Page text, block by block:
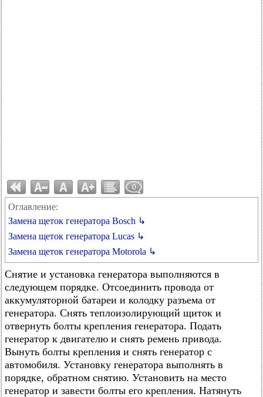
0
Оглавление:
Замена щеток генератора Bosch ↳
Замена щеток генератора Lucas ↳
Замена щеток генератора Motorola ↳
Снятие и установка генератора выполняются в
следующем порядке. Отсоединить провода от
аккумуляторной батареи и колодку разъема от
генератора. Снять теплоизолирующий щиток и
отвернуть болты крепления генератора. Подать
генератор к двигателю и снять ремень привода.
Вынуть болты крепления и снять генератор с
автомобиля. Установку генератора выполнять в
порядке, обратном снятию. Установить на место
генератор и завести болты его крепления. Натянуть